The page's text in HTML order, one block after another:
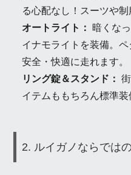
る心配なし！スーツや制
オートライト：
暗くな
イナモライトを装備。
安全・快適に走れます。
リング錠＆スタンド：
イテムももちろん標準装
2. ルイガノならでは